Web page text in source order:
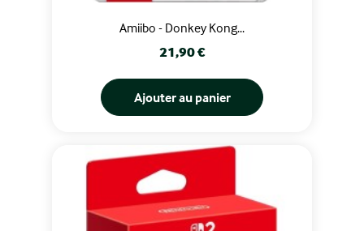
Amiibo - Donkey Kong...
Prix
21,90 €
Ajouter au panier